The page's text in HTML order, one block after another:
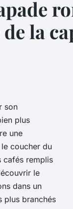
la
son
plus
une
coucher du
cafés remplis
le
dans un
plus branchés